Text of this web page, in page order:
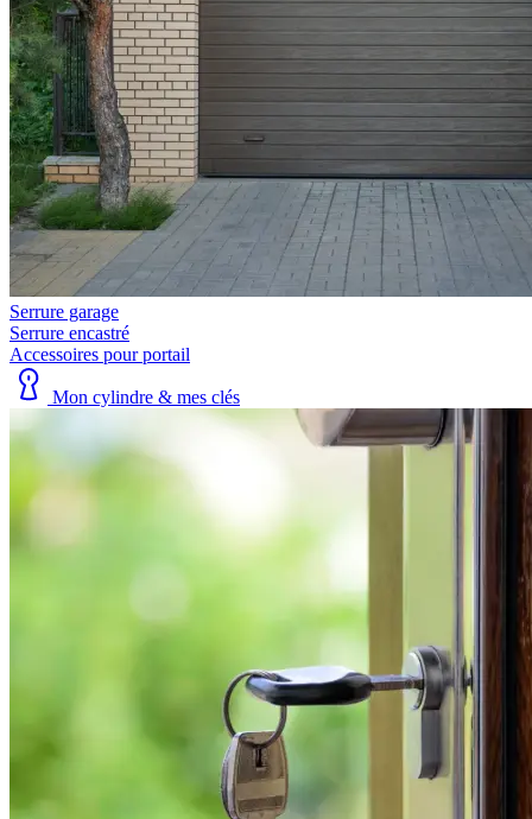
Serrure garage
Serrure encastré
Accessoires pour portail
Mon cylindre & mes clés